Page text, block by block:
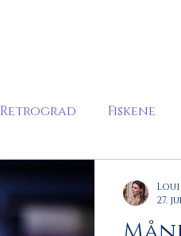
Retrograd Fiskene
27.